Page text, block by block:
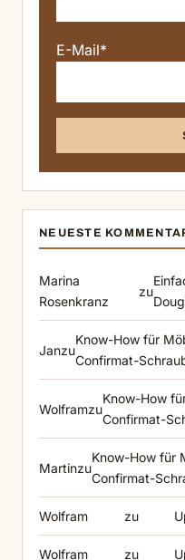
E-Mail*
NEUESTE
Marina
Rosenkranz
zu
Janzu
Know-How für
Confirmat-
Wolframzu
Know-How
Confirmat-
Martinzu
Know-How für
Confirmat-
Wolfram zu
Wolfram zu